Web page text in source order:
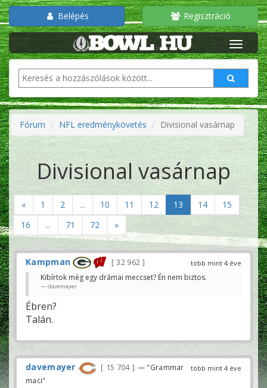
Belépés Regisztráció
Fórum NFL eredménykövetés Divisional vasárnap
Divisional vasárnap
« 1 2 ... 10 11 12 13 14
15
16
... 71 72 »
több mint 4 éve
Kampman
32 962
Kibírtok még egy drámai meccset? Én nem biztos.
davemayer
Ébren?
Talán.
több mint 4 éve
davemayer 15 704
— "Grammar
maci"